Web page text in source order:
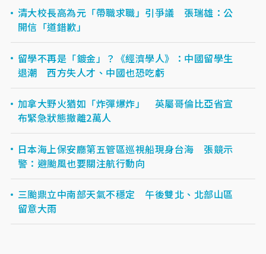
清大校長高為元「帶職求職」引爭議 張瑞雄：公
開信「道錯歉」
留學不再是「鍍金」？《經濟學人》：中國留學生
退潮 西方失人才、中國也恐吃虧
加拿大野火猶如「炸彈爆炸」 英屬哥倫比亞省宣
布緊急狀態撤離2萬人
日本海上保安廳第五管區巡視船現身台海 張競示
警：避颱風也要關注航行動向
三颱鼎立中南部天氣不穩定 午後雙北、北部山區
留意大雨